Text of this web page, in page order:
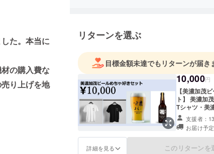
た。本当に
の購入費な
り上げを地
して、2020年6月から2021年6月まで東京
八幡麦酒こぼこぼでビール醸造の実務を
品を使った美味しいビールの試作が出来
このプロジェクトの立ち上げを開始しまし
☆好きなビールは、ベルギーのランビッ
ちゃくちゃ酸っぱいビール。スタウトに近
ヴァイツェンボック。PUNKIPAやアンカ
す。多くのビール好きの方々と繋がって
みたいです。
リターンを選ぶ
目標金額未達でもリターンが届き
10,000円
【美濃加茂
ト】 美濃加
Tシャツ・美
ルビアグラ
ビール２本（
好きセット」
本）をセッ
シャツ前面の
支援者：
お届け予
詳細を見る このリターンを